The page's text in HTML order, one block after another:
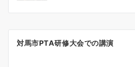
ビ
対馬市PTA研修大会での講演